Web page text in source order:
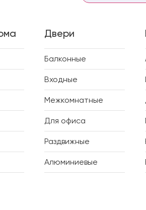
Двери
Балконные
Входные
Межкомнатные
Для офиса
Раздвижные
Алюминиевые